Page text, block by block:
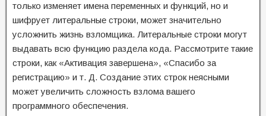
только изменяет имена переменных и функций, но и
шифрует литеральные строки, может значительно
усложнить жизнь взломщика. Литеральные строки могут
выдавать всю функцию раздела кода. Рассмотрите такие
строки, как «Активация завершена», «Спасибо за
регистрацию» и т. Д. Создание этих строк неясными
может увеличить сложность взлома вашего
программного обеспечения.